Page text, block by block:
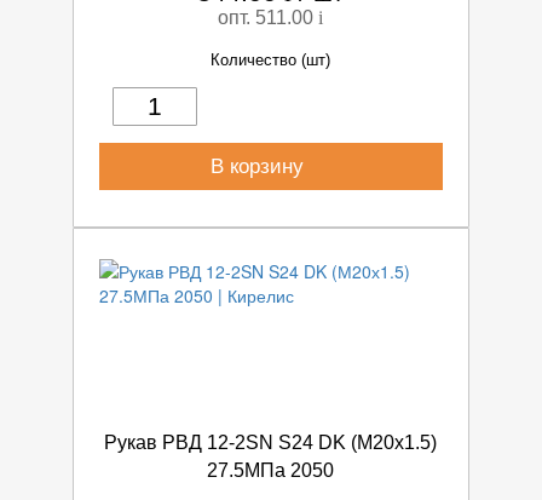
опт. 511.00i
Количество (шт)
В корзину
Рукав РВД 12-2SN S24 DK (М20х1.5)
27.5МПа 2050